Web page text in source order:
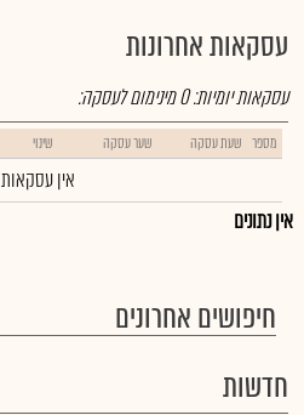
עסקאות אחרונות
עסקאות יומיות:0מינימום לעסקה:
מספר שעת עסקה שער עסקה שינוי
אין עסקאות
אין נתונים
חיפושים אחרונים
חדשות